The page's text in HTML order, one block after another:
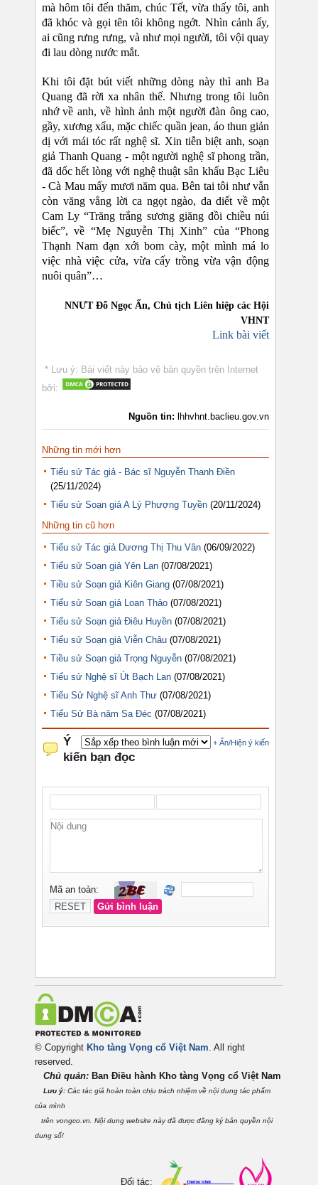
mà hôm tôi đến thăm, chúc Tết, vừa thấy tôi, anh
đã khóc và gọi tên tôi không ngớt. Nhìn cảnh ấy,
ai cũng rưng rưng, và như mọi người, tôi vội quay
đi lau dòng nước mắt.
Khi tôi đặt bút viết những dòng này thì anh Ba
Quang đã rời xa nhân thế. Nhưng trong tôi luôn
nhớ về anh, về hình ảnh một người đàn ông cao,
gầy, xương xẩu, mặc chiếc quần jean, áo thun giản
dị với mái tóc rất nghệ sĩ. Xin tiễn biệt anh, soạn
giả Thanh Quang - một người nghệ sĩ phong trần,
đã dốc hết lòng với nghệ thuật sân khấu Bạc Liêu
- Cà Mau mấy mươi năm qua. Bên tai tôi như vẫn
còn văng vẳng lời ca ngọt ngào, da diết về một
Cam Ly “Trăng trắng sương giăng đồi chiều núi
biếc”, về “Mẹ Nguyễn Thị Xinh” của “Phong
Thạnh Nam đạn xới bom cày, một mình má lo
việc nhà việc cửa, vừa cấy trồng vừa vận động
nuôi quân”…
NNƯT Đỗ Ngọc Ẩn, Chủ tịch Liên hiệp các Hội
VHNT
Link bài viết
* Lưu ý: Bài viết này bảo vệ bản quyền trên Internet
bởi:
Nguồn tin: lhhvhnt.baclieu.gov.vn
Những tin mới hơn
Tiểu sử Tác giả - Bác sĩ Nguyễn Thanh Điền
(25/11/2024)
Tiểu sử Soạn giả A Lý Phượng Tuyền (20/11/2024)
Những tin cũ hơn
Tiểu sử Tác giả Dương Thị Thu Vân (06/09/2022)
Tiểu sử Soạn giả Yên Lan (07/08/2021)
Tiều sử Soạn giả Kiên Giang (07/08/2021)
Tiểu sử Soạn giả Loan Thảo (07/08/2021)
Tiểu sử Soạn giả Điêu Huyền (07/08/2021)
Tiểu sử Soạn giả Viễn Châu (07/08/2021)
Tiều sử Soạn giả Trọng Nguyễn (07/08/2021)
Tiểu sử Nghệ sĩ Út Bạch Lan (07/08/2021)
Tiểu Sử Nghệ sĩ Anh Thư (07/08/2021)
Tiểu Sử Bà năm Sa Đéc (07/08/2021)
© Copyright Kho tàng Vọng cổ Việt Nam. All right
reserved.
Chủ quản: Ban Điều hành Kho tàng Vọng cổ Việt Nam
Lưu ý: Các tác giả hoàn toàn chịu trách nhiệm về nội dung tác phẩm
của mình
trên vongco.vn. Nội dung website này đã được đăng ký bản quyền nội
dung số!
Đối tác: